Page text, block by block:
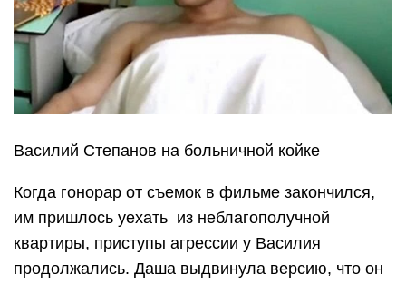
Василий Степанов на больничной койке
Когда гонорар от съемок в фильме закончился,
им пришлось уехать из неблагополучной
квартиры, приступы агрессии у Василия
продолжались. Даша выдвинула версию, что он